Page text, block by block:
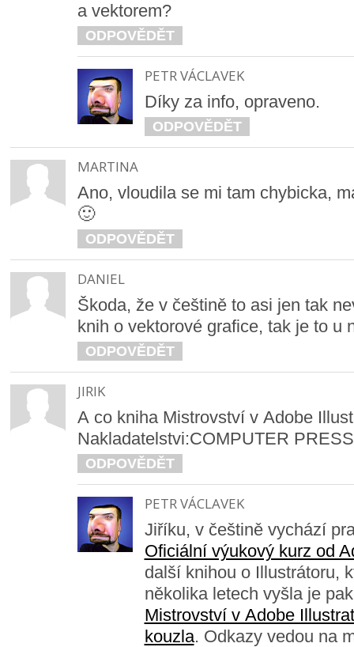
a vektorem?
ODPOVĚDĚT
PETR VÁCLAVEK
Díky za info, opraveno.
ODPOVĚDĚT
MARTINA
Ano, vloudila se mi tam chybicka,
🙂
ODPOVĚDĚT
DANIEL
Škoda, že v češtině to asi jen tak
knih o vektorové grafice, tak je to u
ODPOVĚDĚT
JIRIK
A co kniha Mistrovství v Adobe
Nakladatelstvi:COMPUTER
ODPOVĚDĚT
PETR VÁCLAVEK
Jiříku, v češtině vychází
Oficiální výukový kurz od
další knihou o Illustrátoru,
několika letech vyšla je
Mistrovství v Adobe
kouzla. Odkazy vedou na